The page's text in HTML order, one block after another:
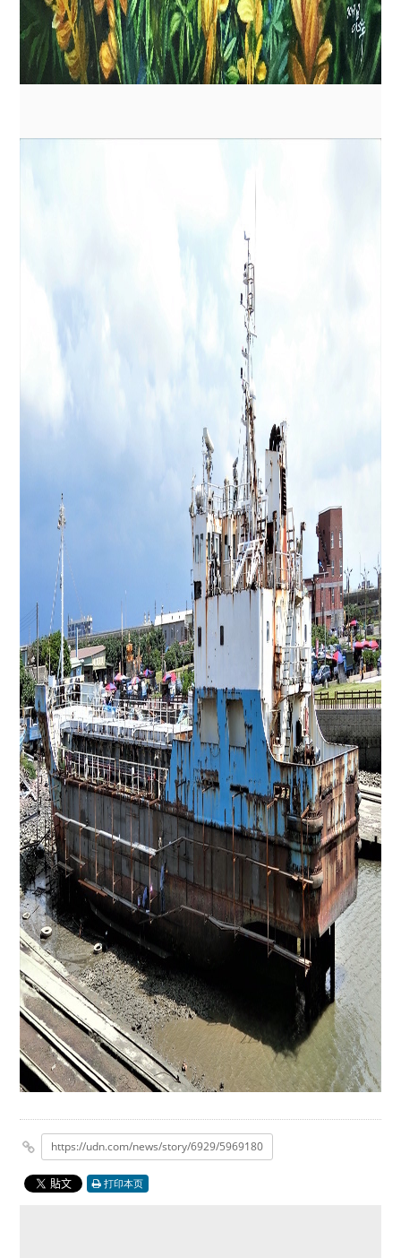
https://udn.com/news/story/6929/5969180
打印本页